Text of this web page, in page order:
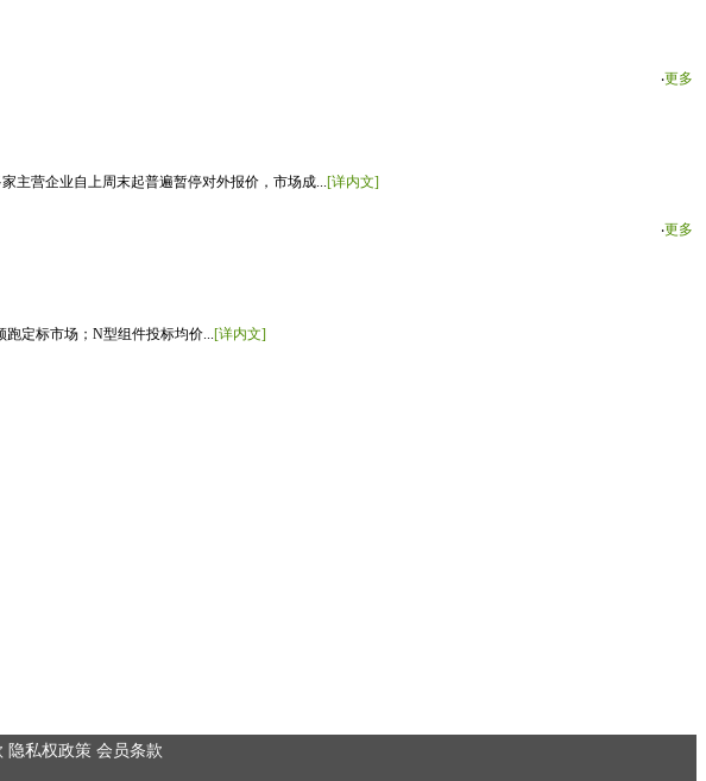
‧更多
主营企业自上周末起普遍暂停对外报价，市场成...[详内文]
‧更多
定标市场；N型组件投标均价... [详内文]
隐私权政策 会员条款